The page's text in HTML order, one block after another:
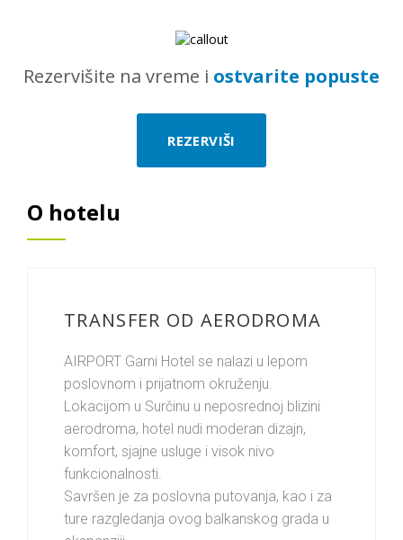
Rezervišite na vreme i ostvarite popuste
REZERVIŠI
O hotelu
TRANSFER OD AERODROMA
AIRPORT Garni Hotel se nalazi u lepom
poslovnom i prijatnom okruženju.
Lokacijom u Surčinu u neposrednoj blizini
aerodroma, hotel nudi moderan dizajn,
komfort, sjajne usluge i visok nivo
funkcionalnosti.
Savršen je za poslovna putovanja, kao i za
ture razgledanja ovog balkanskog grada u